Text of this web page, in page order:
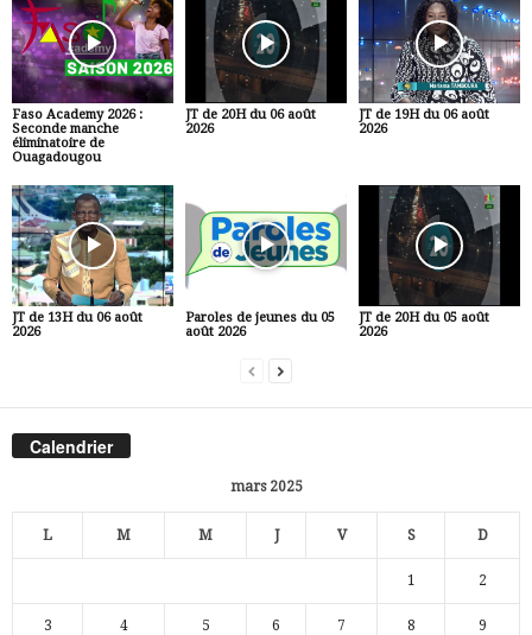
Faso Academy 2026 :
Seconde manche
éliminatoire de
Ouagadougou
JT de 20H du 06 août
2026
JT de 19H du 06 août
2026
JT de 13H du 06 août
2026
Paroles de jeunes du 05
août 2026
JT de 20H du 05 août
2026
Calendrier
mars 2025
L M M J V S D
1 2
3 4 5 6 7 8 9